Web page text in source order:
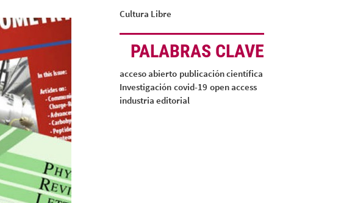
Cultura Libre
PALABRAS CLAVE
acceso abierto publicación científica
Investigación covid-19 open access
industria editorial